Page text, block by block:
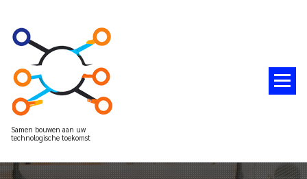
Samen bouwen aan uw
technologische toekomst